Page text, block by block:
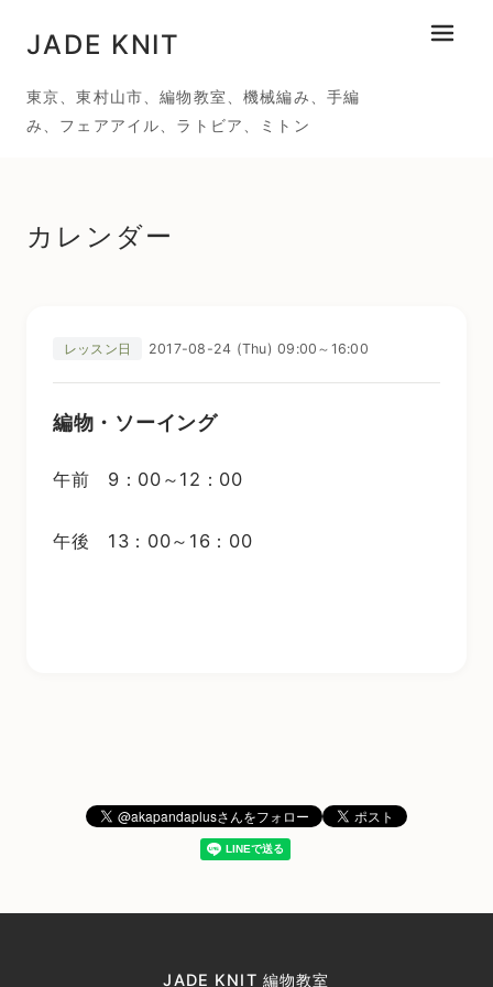
JADE KNIT
東京、東村山市、編物教室、機械編み、手編
み、フェアアイル、ラトビア、ミトン
メニュ
カレンダー
レッスン日 2017-08-24 (Thu) 09:00～16:00
編物・ソーイング
午前 9：00～12：00
午後 13：00～16：00
JADE KNIT 編物教室